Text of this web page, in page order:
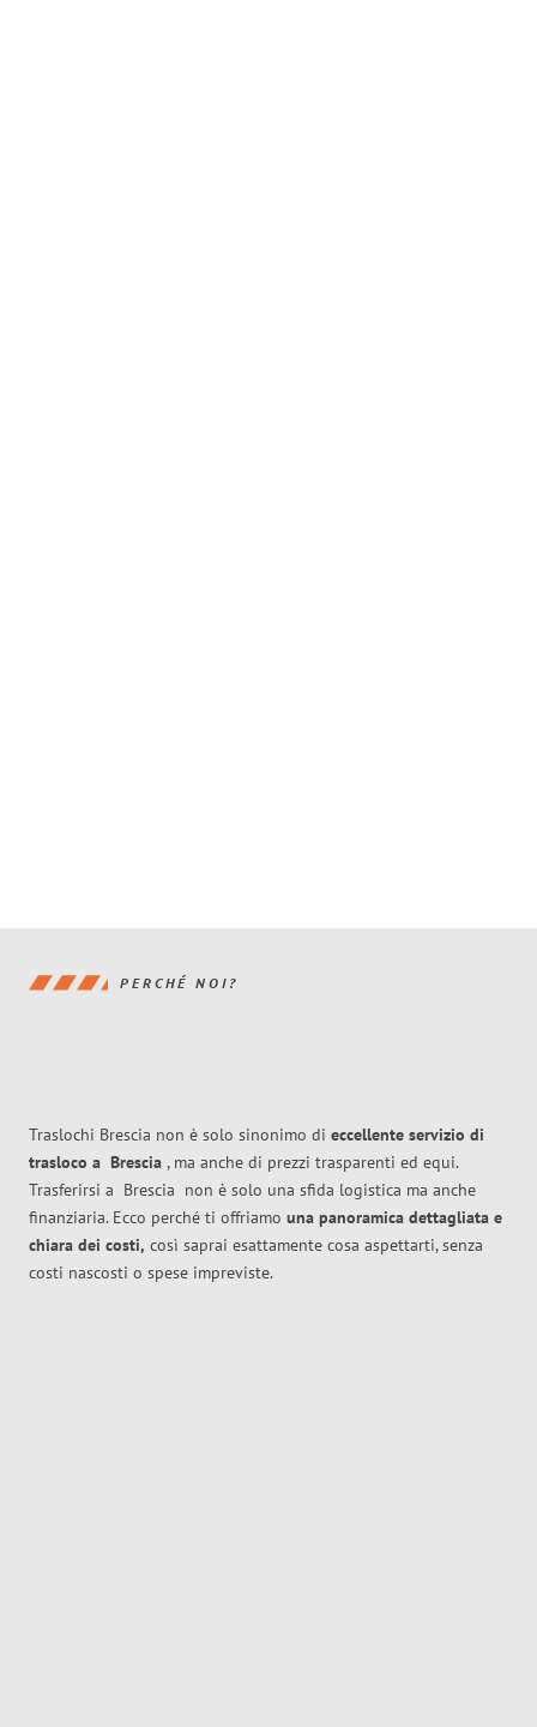
PERCHÉ NOI?
Traslochi Brescia non è solo sinonimo di eccellente servizio di
trasloco a Brescia , ma anche di prezzi trasparenti ed equi.
Trasferirsi a Brescia non è solo una sfida logistica ma anche
finanziaria. Ecco perché ti offriamo una panoramica dettagliata e
chiara dei costi, così saprai esattamente cosa aspettarti, senza
costi nascosti o spese impreviste.